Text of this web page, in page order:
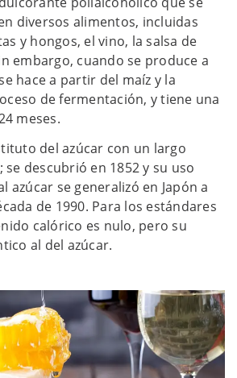
diversos alimentos, incluidas
y hongos, el vino, la salsa de
embargo, cuando se produce a
hace a partir del maíz y la
de fermentación, y tiene una
meses.
del azúcar con un largo
descubrió en 1852 y su uso
azúcar se generalizó en Japón a
de 1990. Para los estándares
calórico es nulo, pero su
al del azúcar.